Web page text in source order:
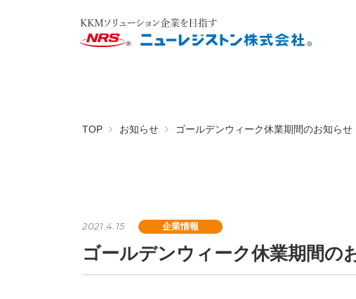
TOP お知らせ ゴールデンウィーク休業期間のお知らせ
2021.4.15 企業情報
ゴールデンウィーク休業期間の